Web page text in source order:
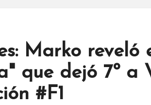
Marko reveló
que dejó 7º a
#F1